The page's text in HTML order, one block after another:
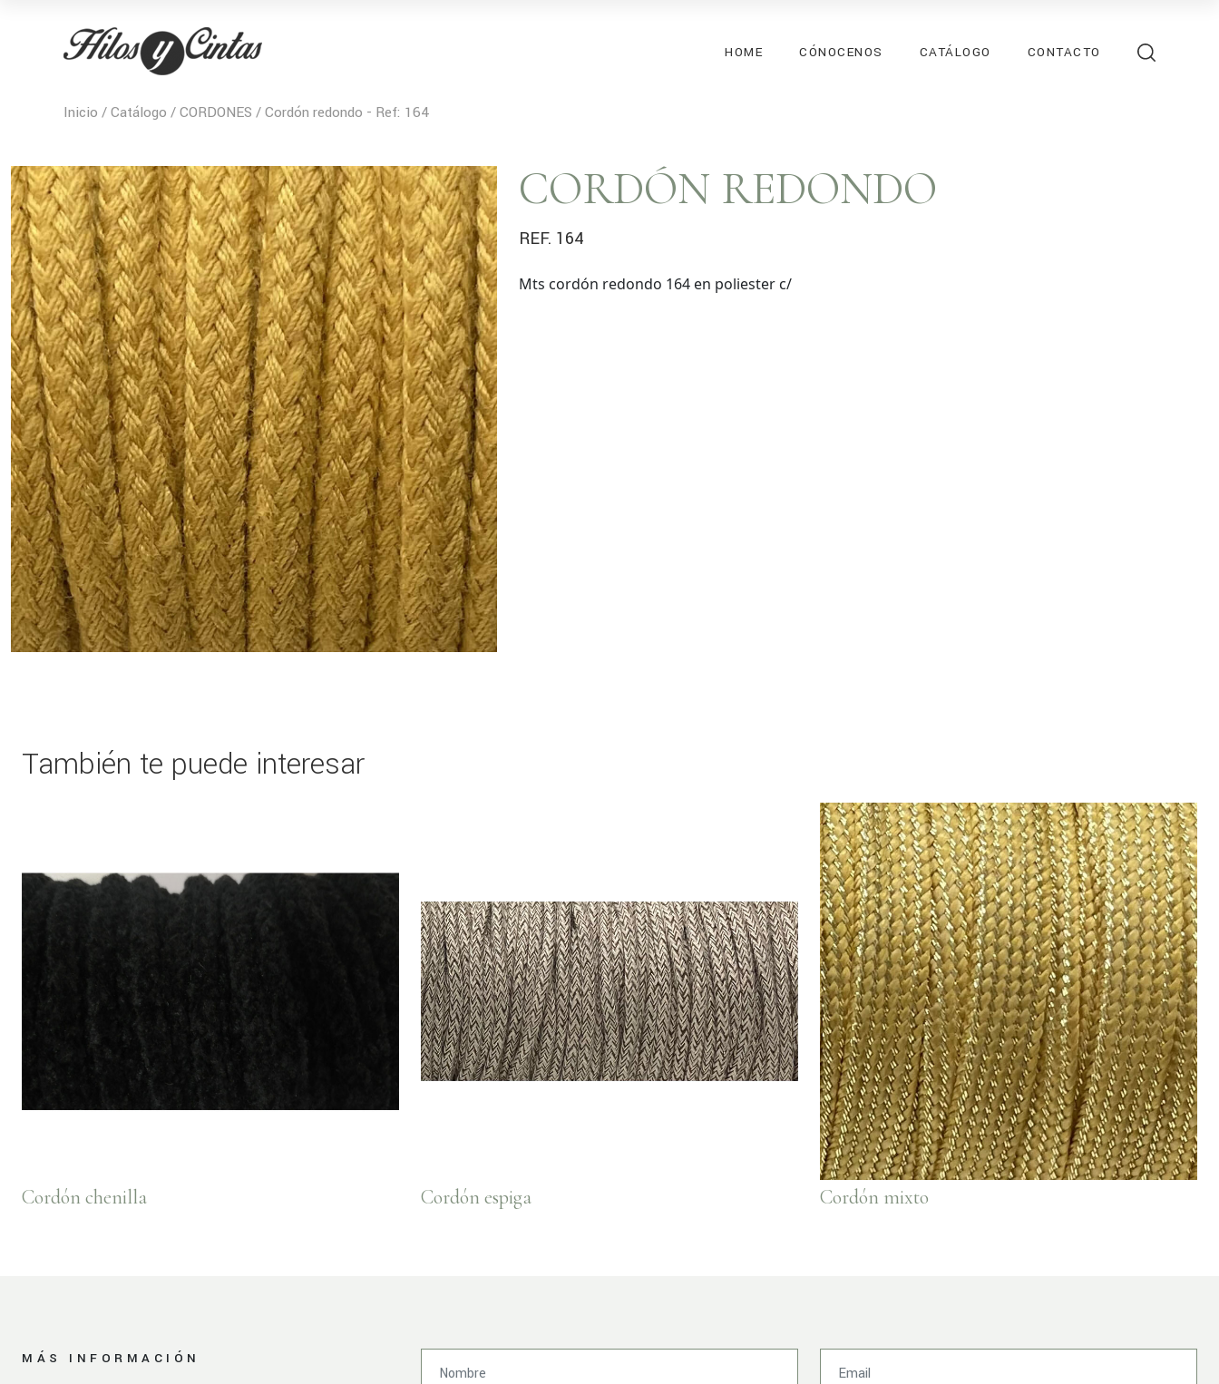
HOME CÓNOCENOS CATÁLOGO CONTACTO
Inicio /Catálogo /CORDONES / Cordón redondo - Ref: 164
CORDÓN REDONDO
REF. 164
Mts cordón redondo 164 en poliester c/
También te puede interesar
Cordón chenilla Cordón espiga Cordón mixto
MÁS INFORMACIÓN